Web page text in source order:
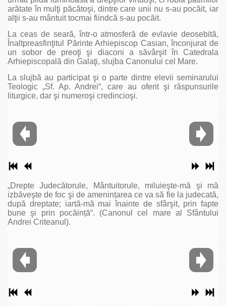
arătate în mulţi păcătoşi, dintre care unii nu s-au pocăit, iar
alţii s-au mântuit tocmai fiindcă s-au pocăit.
La ceas de seară, într-o atmosferă de evlavie deosebită,
Înaltpreasfinţitul Părinte Arhiepiscop Casian, înconjurat de
un sobor de preoţi şi diaconi a săvârşit în Catedrala
Arhiepiscopală din Galaţi, slujba Canonului cel Mare.
La slujbă au participat şi o parte dintre elevii seminarului
Teologic „Sf. Ap. Andrei“, care au oferit şi răspunsurile
liturgice, dar şi numeroşi credincioşi.
„Drepte Judecătorule, Mântuitorule, miluieşte-mă şi mă
izbăveşte de foc şi de amenințarea ce va să fie la judecată,
după dreptate; iartă-mă mai înainte de sfârşit, prin fapte
bune şi prin pocăință“. (Canonul cel mare al Sfântului
Andrei Criteanul).